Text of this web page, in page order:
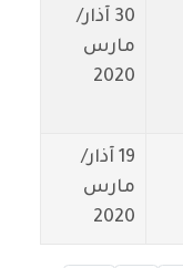
30 آذار/
مارس
2020
19 آذار/
مارس
2020